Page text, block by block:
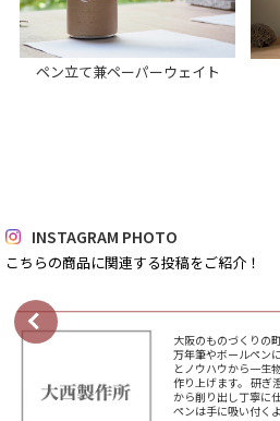
ペン立て兼ペーパーウェイト
INSTAGRAM PHOTO
こちらの商品に関連する投稿をご紹介！
大阪のものづくりの
万年筆やボールペン
とノウハウから一生
作り上げます。 研ぎ
から削り出し丁寧に
ペンは手に吸い付く